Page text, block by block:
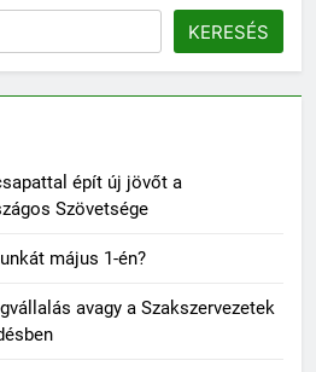
KERESÉS
épít új jövőt a
Szövetsége
május 1-én?
avagy a Szakszervezetek